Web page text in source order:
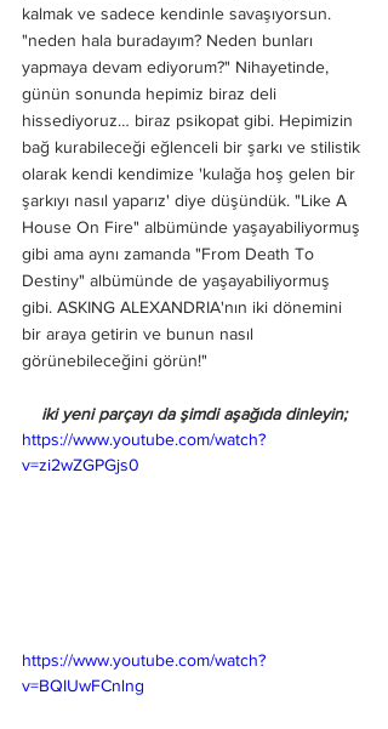
kalmak ve sadece kendinle savaşıyorsun.
"neden hala buradayım? Neden bunları
yapmaya devam ediyorum?" Nihayetinde,
günün sonunda hepimiz biraz deli
hissediyoruz… biraz psikopat gibi. Hepimizin
bağ kurabileceği eğlenceli bir şarkı ve stilistik
olarak kendi kendimize 'kulağa hoş gelen bir
şarkıyı nasıl yaparız' diye düşündük. "Like A
House On Fire" albümünde yaşayabiliyormuş
gibi ama aynı zamanda "From Death To
Destiny" albümünde de yaşayabiliyormuş
gibi. ASKING ALEXANDRIA'nın iki dönemini
bir araya getirin ve bunun nasıl
görünebileceğini görün!"
iki yeni parçayı da şimdi aşağıda dinleyin;
https://www.youtube.com/watch?
v=zi2wZGPGjs0
https://www.youtube.com/watch?
v=BQIUwFCnlng